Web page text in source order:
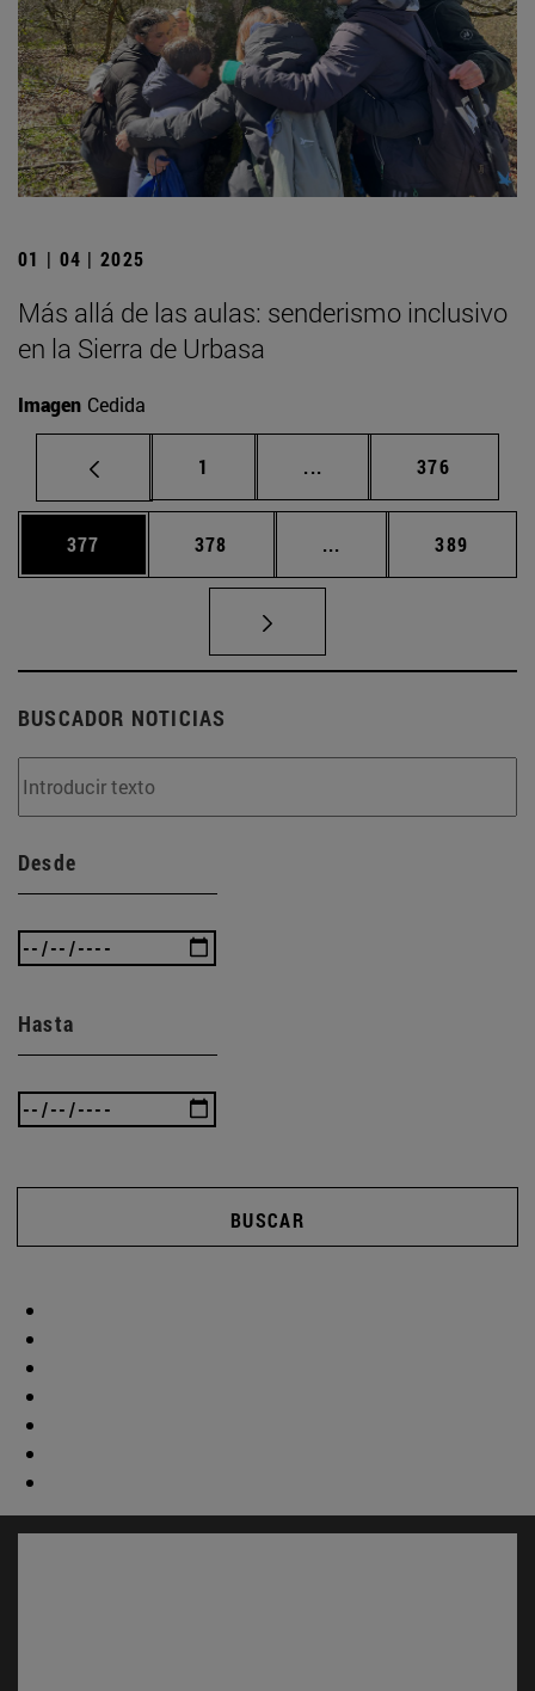
01 | 04 | 2025
Más allá de las aulas: senderismo inclusivo
en la Sierra de Urbasa
Imagen Cedida
Página
1 ... Páginas intermedias
Página
376
Página
377 Página
378 ... Páginas intermedias
Página
389
BUSCADOR NOTICIAS
Desde
Hasta
BUSCAR